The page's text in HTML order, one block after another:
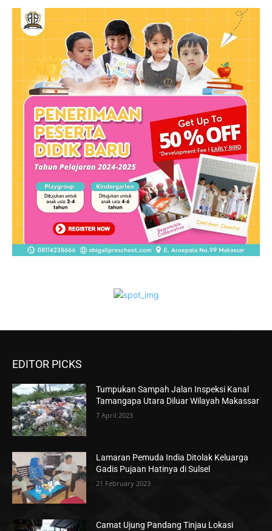
EDITOR PICKS
Tumpukan Sampah Jalan Inspeksi Kanal
Tamangapa Utara Diluar Wilayah Makassar
7 April 2023
Lamaran Pemuda India Ditolak Keluarga
Gadis Pujaan Hatinya di Sulsel
21 February 2023
Camat Ujung Pandang Tinjau Lokasi